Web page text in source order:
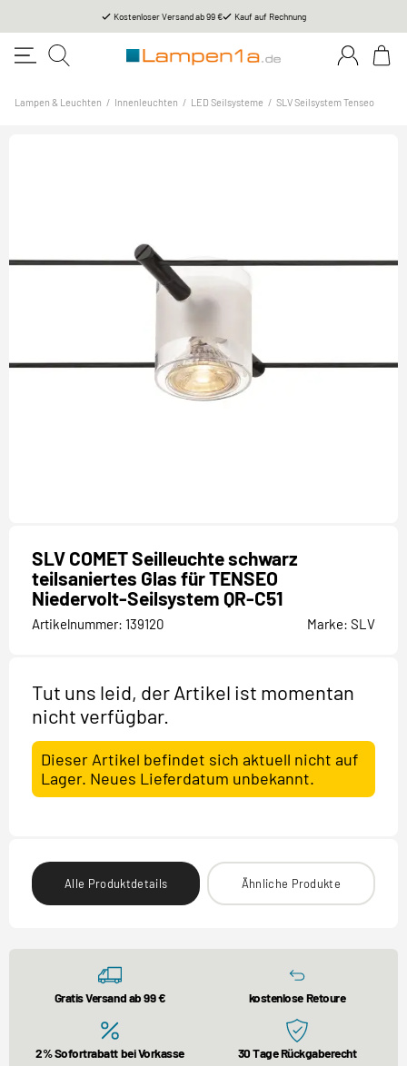
Kostenloser Versand ab 99 € Kauf auf Rechnung
Lampen & Leuchten / Innenleuchten / LED Seilsysteme / SLV Seilsystem Tenseo
SLV COMET Seilleuchte schwarz
teilsaniertes Glas für TENSEO
Niedervolt-Seilsystem QR-C51
Artikelnummer: 139120 Marke: SLV
Tut uns leid, der Artikel ist momentan
nicht verfügbar.
Dieser Artikel befindet sich aktuell nicht auf
Lager. Neues Lieferdatum unbekannt.
Alle Produktdetails Ähnliche Produkte
Gratis Versand ab 99 € kostenlose Retoure
2% Sofortrabatt bei Vorkasse 30 Tage Rückgaberecht